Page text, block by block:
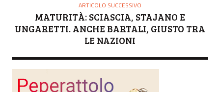
ARTICOLO SUCCESSIVO
MATURITÀ: SCIASCIA, STAJANO E
UNGARETTI. ANCHE BARTALI, GIUSTO TRA
LE NAZIONI